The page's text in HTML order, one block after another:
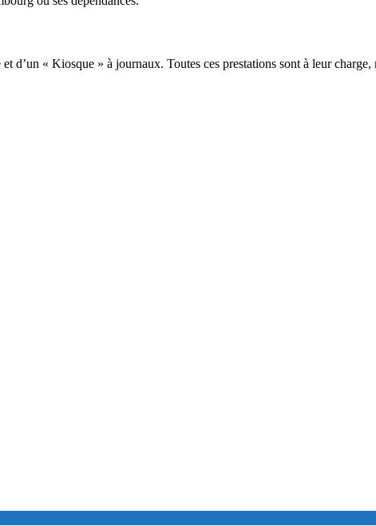
d’un « Kiosque » à journaux. Toutes ces prestations sont à leur